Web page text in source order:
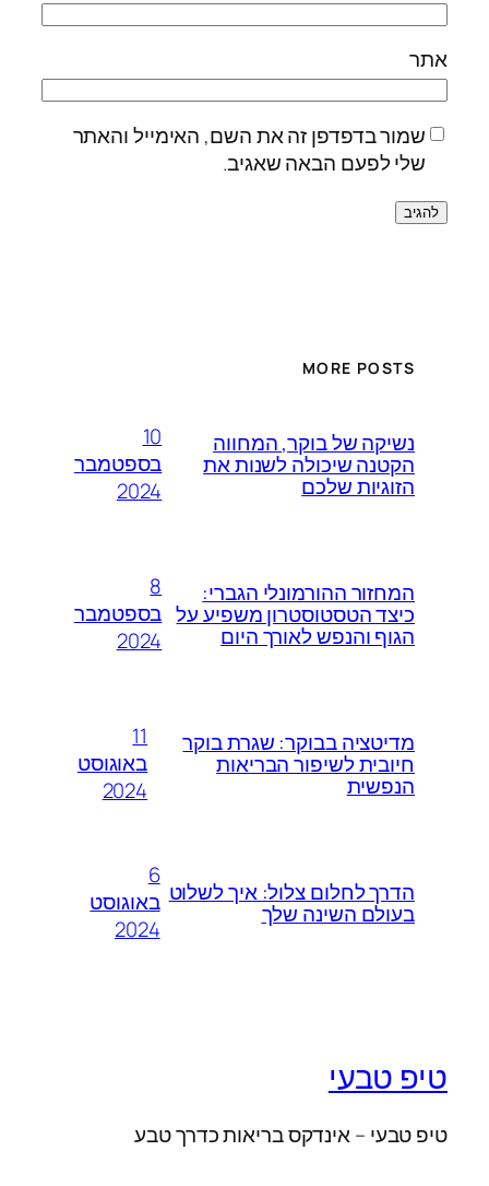
אתר
שמור בדפדפן זה את השם, האימייל והאתר
שלי לפעם הבאה שאגיב.
MORE POSTS
נשיקה של בוקר, המחווה
הקטנה שיכולה לשנות את
הזוגיות שלכם
10
בספטמבר
2024
המחזור ההורמונלי הגברי:
כיצד הטסטוסטרון משפיע על
הגוף והנפש לאורך היום
8
בספטמבר
2024
מדיטציה בבוקר: שגרת בוקר
חיובית לשיפור הבריאות
הנפשית
11
באוגוסט
2024
הדרך לחלום צלול: איך לשלוט
בעולם השינה שלך
6
באוגוסט
2024
טיפ טבעי
טיפ טבעי – אינדקס בריאות כדרך טבע